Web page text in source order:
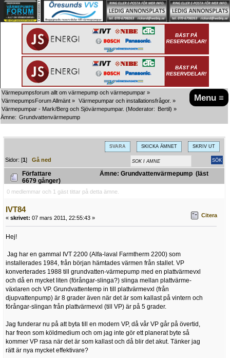
Menu ≡
Värmepumpsforum allt om värmepump och värmepumpar »
VärmepumpsForum Allmänt » Värmepumpar och installationsfrågor. »
Värmepumpar - Mark/Berg och Sjövärmepumpar. (Moderator: Bertil) »
Ämne: Grundvattenvärmepump
SVARA SKICKA ÄMNET SKRIV UT
Sidor: [1]Gå ned
Författare
Ämne: Grundvattenvärmepump (läst
6679 gånger)
0 medlemmar och 1 gäst tittar på detta ämne.
IVT84
« skrivet: 07 mars 2011, 22:55:43 » Citera
Hej!
Jag har en gammal IVT 2200 (Alfa-laval Farmtherm 2200) som
installerades 1984, från början hämtades värmen från stallet. VP
konverterades 1988 till grundvatten-värmepump med en plattvärmevxl
och då en mycket liten (förångar-slinga?) slinga mellan plattvärme-
växlaren och VP. Grundvattentemp in till plattvärmevxl (från
djupvattenpump) är 8 grader även när det är som kallast på vintern och
förångar-slingan från plattvärmevxl (till VP) är på 5 grader.
Jag funderar nu på att byta till en modern VP, då vår VP går på övertid,
har freon som köldmedium och om jag inte gör ett planerat byte så
kommer VP rasa när det är som kallast och då blir det akut. Tänker jag
rätt är nya mycket effektivare?